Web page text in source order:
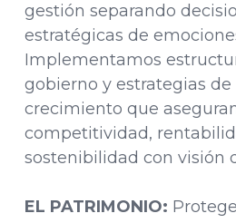
gestión separando
estratégicas de
Implementamos
gobierno y estrategias
crecimiento que
competitividad,
sostenibilidad con visión
EL PATRIMONIO: